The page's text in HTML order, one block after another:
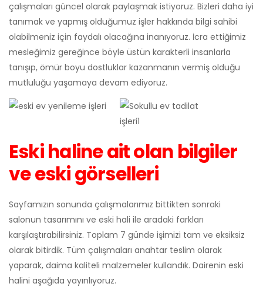
çalışmaları güncel olarak paylaşmak istiyoruz. Bizleri daha iyi
tanımak ve yapmış olduğumuz işler hakkında bilgi sahibi
olabilmeniz için faydalı olacağına inanıyoruz. İcra ettiğimiz
mesleğimiz gereğince böyle üstün karakterli insanlarla
tanışıp, ömür boyu dostluklar kazanmanın vermiş olduğu
mutluluğu yaşamaya devam ediyoruz.
Eski haline ait olan bilgiler
ve eski görselleri
Sayfamızın sonunda çalışmalarımız bittikten sonraki
salonun tasarımını ve eski hali ile aradaki farkları
karşılaştırabilirsiniz. Toplam 7 günde işimizi tam ve eksiksiz
olarak bitirdik. Tüm çalışmaları anahtar teslim olarak
yaparak, daima kaliteli malzemeler kullandık. Dairenin eski
halini aşağıda yayınlıyoruz.